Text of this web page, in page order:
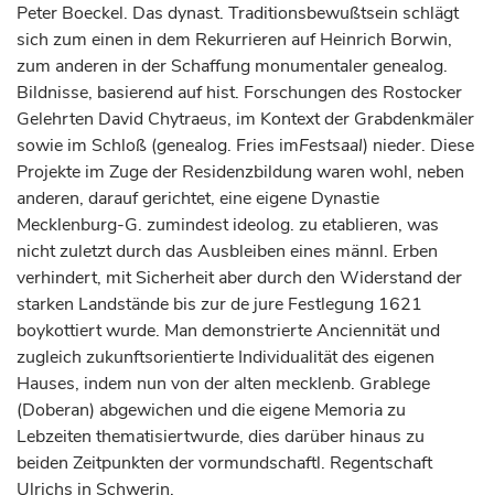
Peter Boeckel. Das dynast. Traditionsbewußtsein schlägt
sich zum einen in dem Rekurrieren auf Heinrich Borwin,
zum anderen in der Schaffung monumentaler genealog.
Bildnisse, basierend auf hist. Forschungen des Rostocker
Gelehrten David Chytraeus, im Kontext der Grabdenkmäler
sowie im Schloß (genealog. Fries imFestsaal) nieder. Diese
Projekte im Zuge der Residenzbildung waren wohl, neben
anderen, darauf gerichtet, eine eigene Dynastie
Mecklenburg-G. zumindest ideolog. zu etablieren, was
nicht zuletzt durch das Ausbleiben eines männl. Erben
verhindert, mit Sicherheit aber durch den Widerstand der
starken Landstände bis zur de jure Festlegung 1621
boykottiert wurde. Man demonstrierte Anciennität und
zugleich zukunftsorientierte Individualität des eigenen
Hauses, indem nun von der alten mecklenb. Grablege
(Doberan) abgewichen und die eigene Memoria zu
Lebzeiten thematisiertwurde, dies darüber hinaus zu
beiden Zeitpunkten der vormundschaftl. Regentschaft
Ulrichs in Schwerin.